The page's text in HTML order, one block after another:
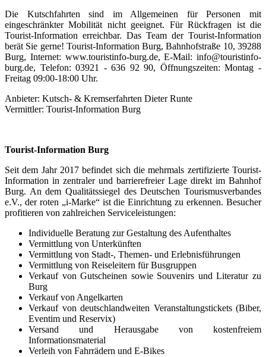
Die Kutschfahrten sind im Allgemeinen für Personen mit
eingeschränkter Mobilität nicht geeignet. Für Rückfragen ist die
Tourist-Information erreichbar. Das Team der Tourist-Information
berät Sie gerne! Tourist-Information Burg, Bahnhofstraße 10, 39288
Burg, Internet: www.touristinfo-burg.de, E-Mail: info@touristinfo-
burg.de, Telefon: 03921 - 636 92 90, Öffnungszeiten: Montag -
Freitag 09:00-18:00 Uhr.
Anbieter: Kutsch- & Kremserfahrten Dieter Runte
Vermittler: Tourist-Information Burg
Tourist-Information Burg
Seit dem Jahr 2017 befindet sich die mehrmals zertifizierte Tourist-
Information in zentraler und barrierefreier Lage direkt im Bahnhof
Burg. An dem Qualitätssiegel des Deutschen Tourismusverbandes
e.V., der roten „i-Marke“ ist die Einrichtung zu erkennen. Besucher
profitieren von zahlreichen Serviceleistungen:
Individuelle Beratung zur Gestaltung des Aufenthaltes
Vermittlung von Unterkünften
Vermittlung von Stadt-, Themen- und Erlebnisführungen
Vermittlung von Reiseleitern für Busgruppen
Verkauf von Gutscheinen sowie Souvenirs und Literatur zu
Burg
Verkauf von Angelkarten
Verkauf von deutschlandweiten Veranstaltungstickets (Biber,
Eventim und Reservix)
Versand und Herausgabe von kostenfreiem
Informationsmaterial
Verleih von Fahrrädern und E-Bikes